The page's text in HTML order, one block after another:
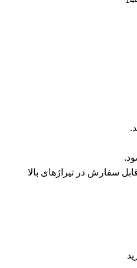
سفارش در تیراژهای بالا